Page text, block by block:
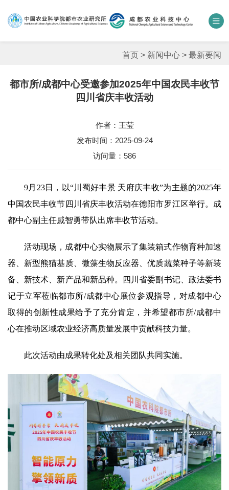
中国农业科学院 科研期刊
单位概况
科学研究
平台基地
合作交流
研究生培养
成果转化
党建文化
首页 > 新闻中心 > 最新要闻
都市所/成都中心受邀参加2025年中国农民丰收节
四川省庆丰收活动
作者：王莹
发布时间：2025-09-24
访问量： 586
9月23日，以“川蜀好丰景 天府庆丰收”为主题的2025年
中国农民丰收节四川省庆丰收活动在德阳市罗江区举行。成
都中心副主任戚智勇带队出席丰收节活动。
活动现场，成都中心实物展示了集装箱式作物育种加速
器、新型熊猫基质、微藻生物反应器、优质蔬菜种子等新装
备、新技术、新产品和新品种。四川省委副书记、政法委书
记于立军莅临都市所/成都中心展位参观指导，对成都中心
取得的创新性成果给予了充分肯定，并希望都市所/成都中
心在推动区域农业经济高质量发展中贡献科技力量。
此次活动由成果转化处及相关团队共同实施。